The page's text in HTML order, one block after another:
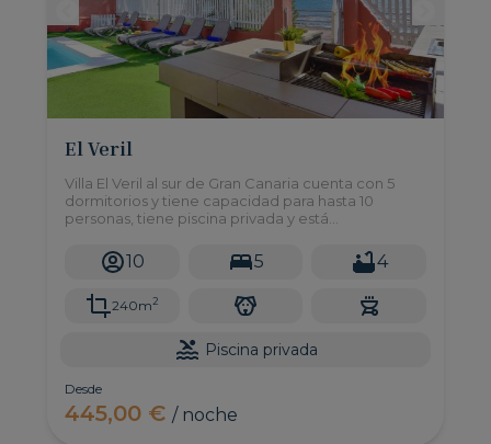
El Veril
Villa El Veril al sur de Gran Canaria cuenta con 5
dormitorios y tiene capacidad para hasta 10
personas, tiene piscina privada y está
playa.
10 5 4
240m2
Piscina privada
Desde
445,00 €/ noche